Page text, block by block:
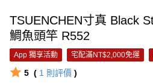
TSUENCHEN寸真 Black
鯛魚頭竿 R552
App 獨享活動 宅配滿NT$2,000免運
5 ( 1 則評價 )